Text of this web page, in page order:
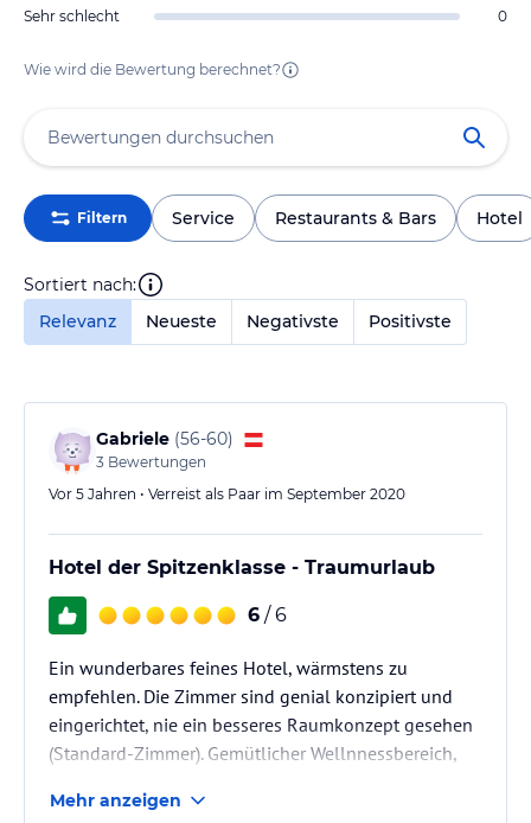
Sehr schlecht
0
Wie wird die Bewertung berechnet?
Filtern Service Restaurants & Bars Hotel
Sortiert nach:
Relevanz
Neueste Negativste Positivste
Gabriele (56-60)
3 Bewertungen
Vor 5 Jahren • Verreist als Paar im September 2020
Hotel der Spitzenklasse - Traumurlaub
6 / 6
Ein wunderbares feines Hotel, wärmstens zu
empfehlen. Die Zimmer sind genial konzipiert und
eingerichtet, nie ein besseres Raumkonzept gesehen
(Standard-Zimmer). Gemütlicher Wellnnessbereich,
Personal. Lage spitzenmäßig mitten im schönen
Mehr anzeigen